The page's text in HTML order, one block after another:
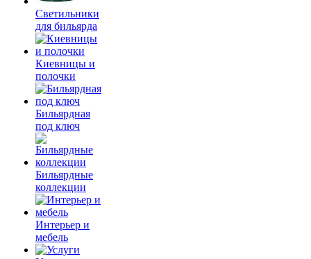
Светильники
для бильярда
Киевницы и
полочки
Бильярдная
под ключ
Бильярдные
коллекции
Интерьер и
мебель